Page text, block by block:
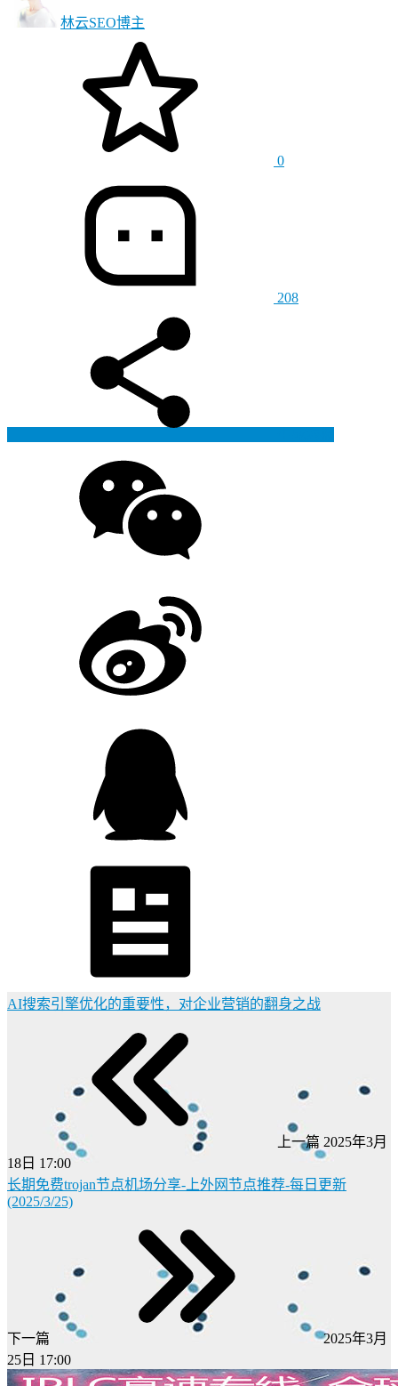
林云SEO博主
0
208
AI搜索引擎优化的重要性，对企业营销的翻身之战
上一篇 2025年3月
18日 17:00
长期免费trojan节点机场分享-上外网节点推荐-每日更新
(2025/3/25)
下一篇
2025年3月
25日 17:00